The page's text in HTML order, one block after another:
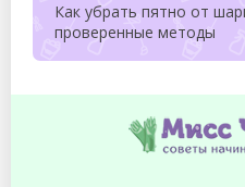
Как убрать пятно от
проверенные методы